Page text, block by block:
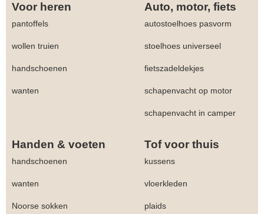
Voor heren Auto, motor, fiets
pantoffels autostoelhoes pasvorm
wollen truien stoelhoes universeel
handschoenen fietszadeldekjes
wanten schapenvacht op motor
schapenvacht in camper
Handen & voeten Tof voor thuis
handschoenen kussens
wanten vloerkleden
Noorse sokken plaids